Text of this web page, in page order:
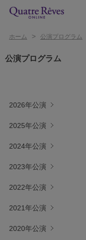
ホーム > 公演プログラム
公演プログラム
2026年公演
2025年公演
2024年公演
2023年公演
2022年公演
2021年公演
2020年公演